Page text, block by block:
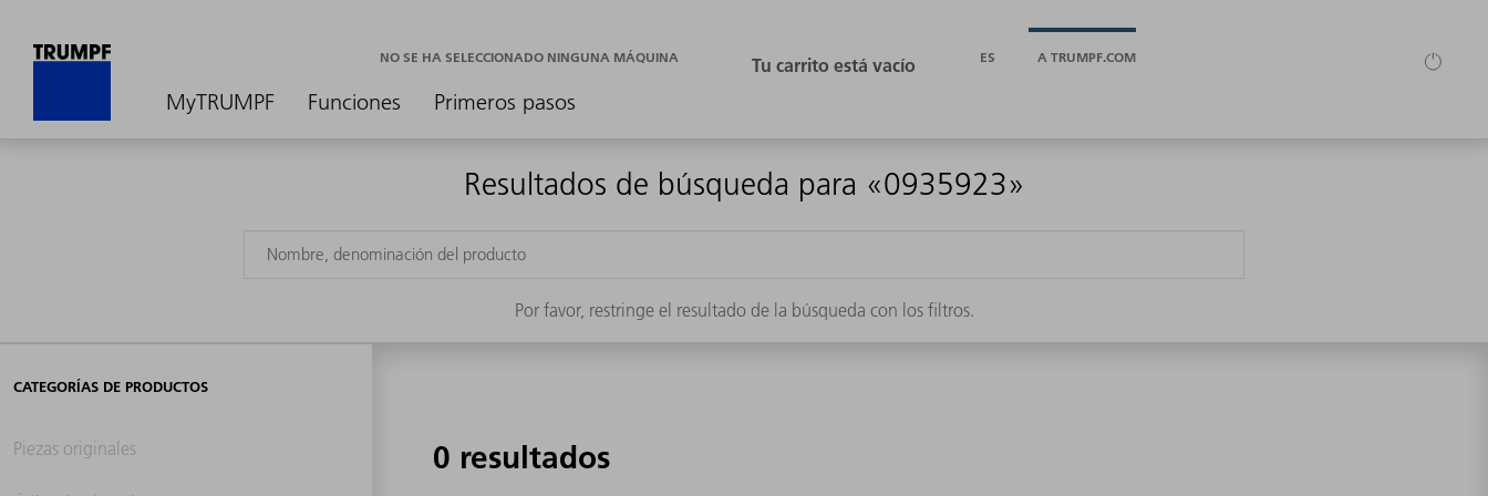
MyTRUMPF Funciones Primeros pasos
NO SE HA SELECCIONADO NINGUNA MÁQUINA ES A TRUMPF.COM
Resultados de búsqueda para «0935923»
Por favor, restringe el resultado de la búsqueda con los filtros.
CATEGORÍAS DE PRODUCTOS
Piezas originales 0 resultados